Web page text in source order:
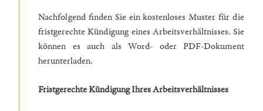
Nachfolgend finden Sie ein kostenloses Muster für die
fristgerechte Kündigung eines Arbeitsverhältnisses. Sie
können es auch als Word- oder PDF-Dokument
herunterladen.
Fristgerechte Kündigung Ihres Arbeitsverhältnisses